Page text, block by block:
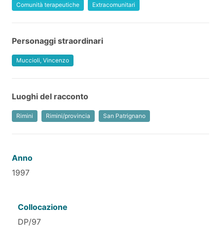
Comunità terapeutiche Extracomunitari
Personaggi straordinari
Muccioli, Vincenzo
Luoghi del racconto
Rimini Rimini/provincia San Patrignano
Anno
1997
Collocazione
DP/97